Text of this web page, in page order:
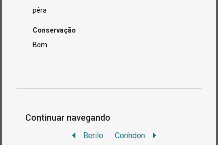
pêra
Conservação
Bom
Continuar navegando
Berilo Coríndon